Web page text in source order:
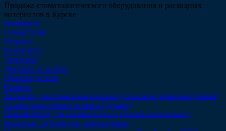
Продажа стоматологического оборудования и расходных
материалов в Курске
Компания
О компании
Отзывы
Реквизиты
Дипломы
Доставка и оплата
Производители
Каталог
Запчасти для стоматологических установок (комплектующие)
Стоматологические шланги (рукава)
Наконечники для слюноотсоса и стоматологического
пылесоса, мундштуки, переходники